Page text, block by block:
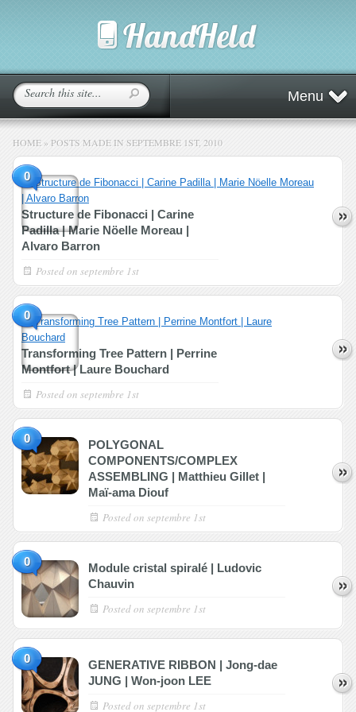
Menu
HOME » POSTS MADE IN SEPTEMBRE 1ST, 2010
0
Structure de Fibonacci | Carine
Padilla | Marie Nöelle Moreau |
Alvaro Barron
Posted on septembre 1st
0
Transforming Tree Pattern | Perrine
Montfort | Laure Bouchard
Posted on septembre 1st
0
POLYGONAL
COMPONENTS/COMPLEX
ASSEMBLING | Matthieu Gillet |
Maï-ama Diouf
Posted on septembre 1st
0
Module cristal spiralé | Ludovic
Chauvin
Posted on septembre 1st
0
GENERATIVE RIBBON | Jong-dae
JUNG | Won-joon LEE
Posted on septembre 1st